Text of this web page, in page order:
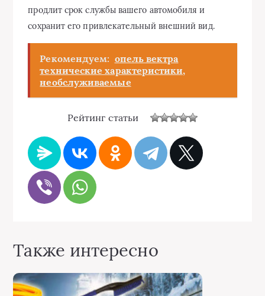
продлит срок службы вашего автомобиля и
сохранит его привлекательный внешний вид.
Рекомендуем: опель вектра
технические характеристики,
необслуживаемые
Рейтинг статьи
Также интересно